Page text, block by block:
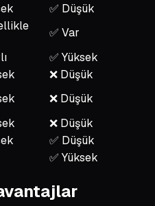
✅ Düşük
✅ Var
✅ Yüksek
❌ Düşük
❌ Düşük
❌ Düşük
✅ Düşük
✅ Yüksek